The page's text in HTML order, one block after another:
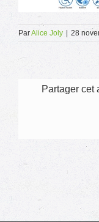
ParAlice Joly 28
Partager cet